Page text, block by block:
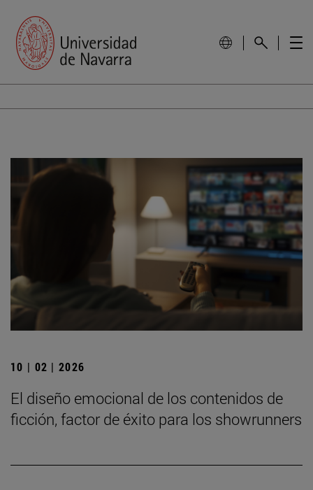
10 | 02 | 2026
El diseño emocional de los contenidos de
ficción, factor de éxito para los showrunners